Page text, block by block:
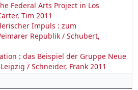
Federal Arts Project in Los
Tim 2011
Impuls : zum
Republik / Schubert,
: das Beispiel der Gruppe Neue
/ Schneider, Frank 2011